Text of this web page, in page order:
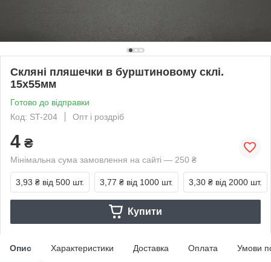
Скляні пляшечки в бурштиновому склі.
15х55мм
Готово до відправки
Код: ST-204
Опт і роздріб
4 ₴
Мінімальна сума замовлення на сайті — 250 ₴
3,93 ₴ від 500 шт. 3,77 ₴ від 1000 шт. 3,30 ₴ від 2000 шт.
Купити
Опис Характеристики Доставка Оплата Умови